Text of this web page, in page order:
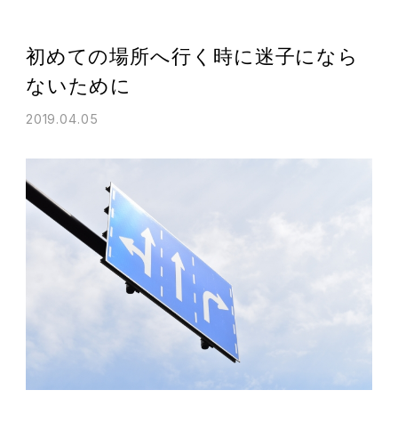
初めての場所へ行く時に迷子になら
ないために
2019.04.05